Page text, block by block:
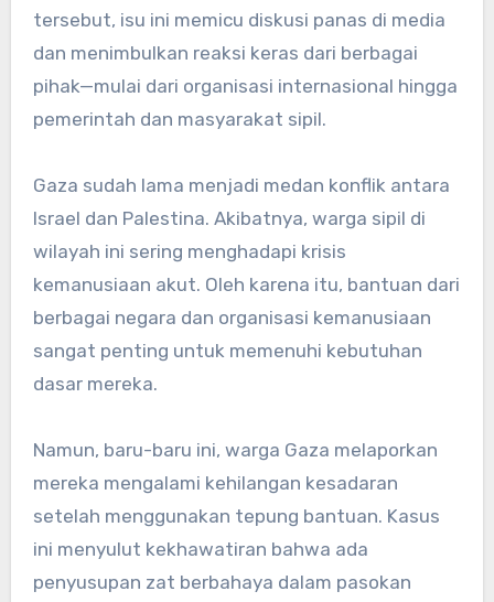
tersebut, isu ini memicu diskusi panas di media
dan menimbulkan reaksi keras dari berbagai
pihak—mulai dari organisasi internasional hingga
pemerintah dan masyarakat sipil.
Gaza sudah lama menjadi medan konflik antara
Israel dan Palestina. Akibatnya, warga sipil di
wilayah ini sering menghadapi krisis
kemanusiaan akut. Oleh karena itu, bantuan dari
berbagai negara dan organisasi kemanusiaan
sangat penting untuk memenuhi kebutuhan
dasar mereka.
Namun, baru-baru ini, warga Gaza melaporkan
mereka mengalami kehilangan kesadaran
setelah menggunakan tepung bantuan. Kasus
ini menyulut kekhawatiran bahwa ada
penyusupan zat berbahaya dalam pasokan